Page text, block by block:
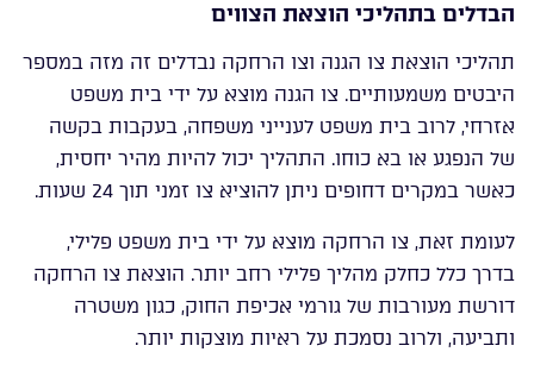
הבדלים בתהליכי הוצאת הצווים
תהליכי הוצאת צו הגנה וצו הרחקה נבדלים זה מזה במספר
היבטים משמעותיים. צו הגנה מוצא על ידי בית משפט
אזרחי, לרוב בית משפט לענייני משפחה, בעקבות בקשה
של הנפגע או בא כוחו. התהליך יכול להיות מהיר יחסית,
כאשר במקרים דחופים ניתן להוציא צו זמני תוך 24 שעות.
לעומת זאת, צו הרחקה מוצא על ידי בית משפט פלילי,
בדרך כלל כחלק מהליך פלילי רחב יותר. הוצאת צו הרחקה
דורשת מעורבות של גורמי אכיפת החוק, כגון משטרה
ותביעה, ולרוב נסמכת על ראיות מוצקות יותר.